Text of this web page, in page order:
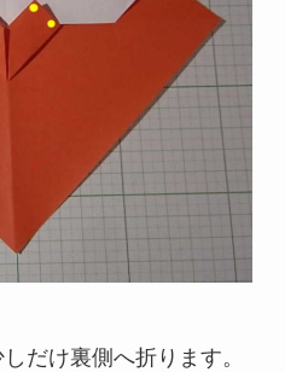
だけ裏側へ折ります。